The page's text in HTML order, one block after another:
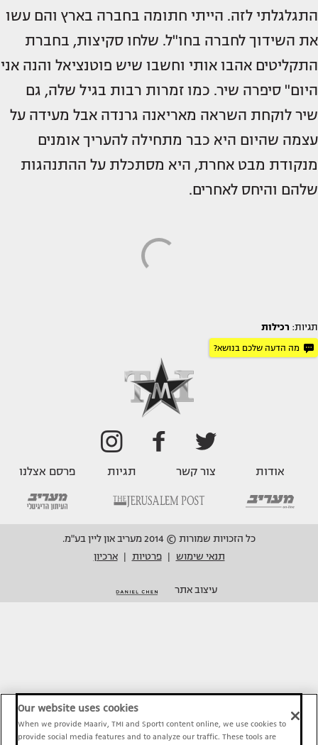
התגלגלתי לזה. הייתי חתומה בחברה בארץ והם עשו
את השידוך לחברה בחו"ל. שלחו סקיצות, בחברת
התקליטים אהבו אותי וחשבו שיש פוטנציאל והנה אני
היום" סיפרה שיר. כמו זמרות רבות בגיל שלה, גם
שיר לוקחת השראה מאריאנה גרנדה אבל מעידה על
עצמה שהיום היא כבר מתחילה להעריך אומנים
מנקודת מבט אחרת, היא מסתכלת על ההתנהגות
שלהם והיחס לאחרים.
תגיות: רכילות
מה הדעה שלכם בנושא?
אודות צור קשר תגיות פרסם אצלנו
כל הזכויות שמורות © 2014 מעריב און ליין בע"מ.
תנאי שימוש
פרטיות ארכיון
עיצוב אתר
Our website uses cookies
When we provide Maariv, TMI and Sport1 content online, we use cookies to
provide social media features and to analyze our traffic. These tools are